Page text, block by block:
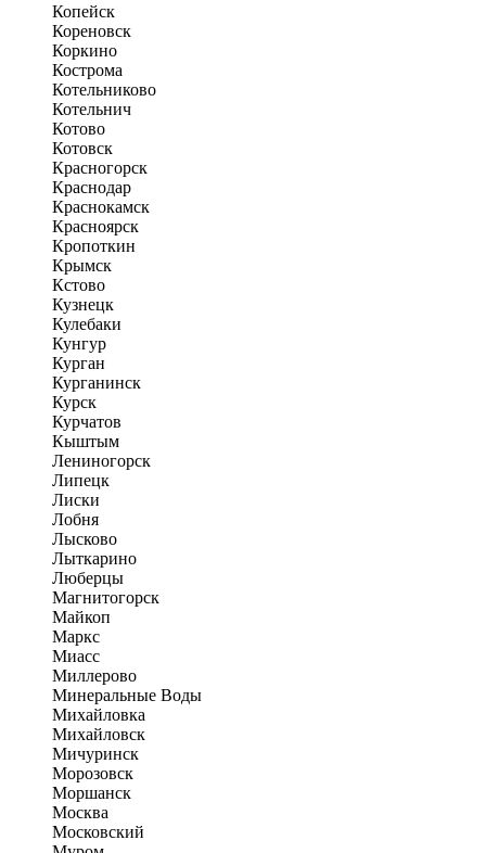
Копейск
Кореновск
Коркино
Кострома
Котельниково
Котельнич
Котово
Котовск
Красногорск
Краснодар
Краснокамск
Красноярск
Кропоткин
Крымск
Кстово
Кузнецк
Кулебаки
Кунгур
Курган
Курганинск
Курск
Курчатов
Кыштым
Лениногорск
Липецк
Лиски
Лобня
Лысково
Лыткарино
Люберцы
Магнитогорск
Майкоп
Маркс
Миасс
Миллерово
Минеральные Воды
Михайловка
Михайловск
Мичуринск
Морозовск
Моршанск
Москва
Московский